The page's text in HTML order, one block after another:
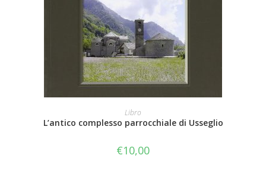
AGGIUNGI AL CARRELLO
Libro
L’antico complesso parrocchiale di Usseglio
€10,00